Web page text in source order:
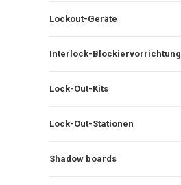
Lockout-Geräte
Interlock-Blockiervorrichtung
Lock-Out-Kits
Lock-Out-Stationen
Shadow boards